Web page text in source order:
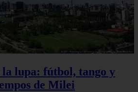
lupa: fútbol, tango y
de Milei